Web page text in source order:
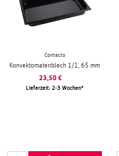
Contacto
Konvektomatenblech 1/1, 65 mm
23,50 €
Lieferzeit: 2-3 Wochen